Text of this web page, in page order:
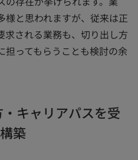
様と思われますが、従来は正
求される業務も、切り出し方
担ってもらうことも検討の余
キャリアパスを受
築